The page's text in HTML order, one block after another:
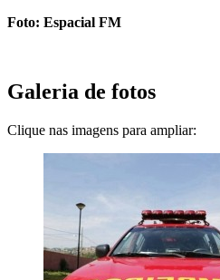
Foto: Espacial FM
Galeria de fotos
Clique nas imagens para ampliar: